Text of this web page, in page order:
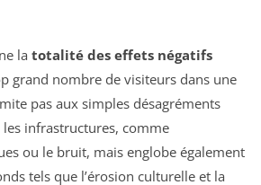
la totalité des effets négatifs
grand nombre de visiteurs dans une
pas aux simples désagréments
infrastructures, comme
ou le bruit, mais englobe également
tels que l’érosion culturelle et la